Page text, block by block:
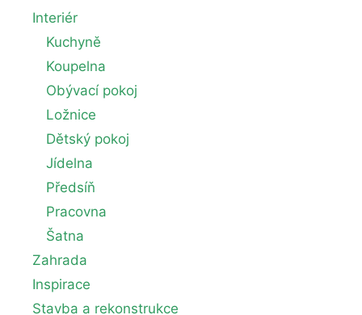
Interiér
Kuchyně
Koupelna
Obývací pokoj
Ložnice
Dětský pokoj
Jídelna
Předsíň
Pracovna
Šatna
Zahrada
Inspirace
Stavba a rekonstrukce